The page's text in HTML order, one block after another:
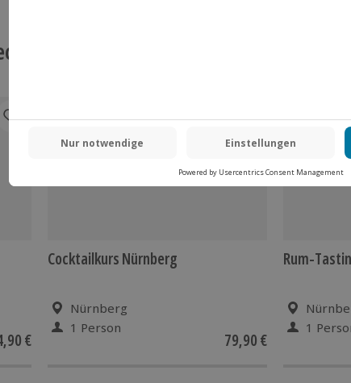
€
Cocktailkurs Nürnberg
Nürnberg
1 Person
79,90 €
Rum-
1